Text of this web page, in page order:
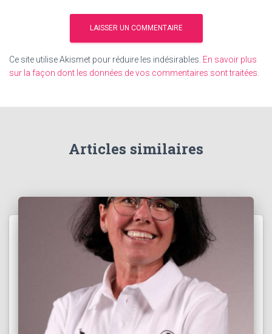
Ce site utilise Akismet pour réduire les indésirables. En savoir plus
sur la façon dont les données de vos commentaires sont traitées
Articles similaires